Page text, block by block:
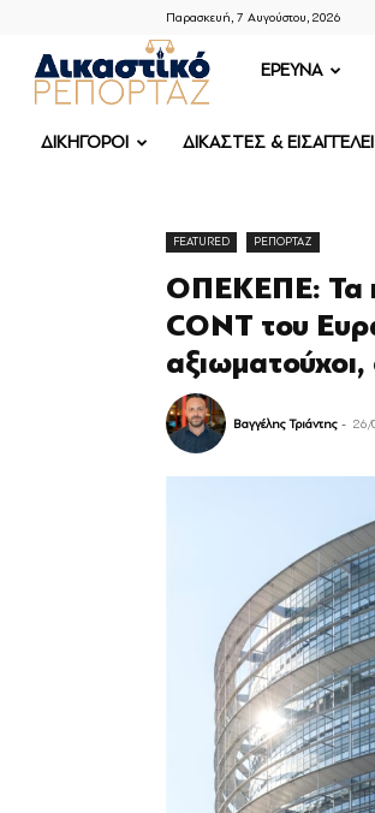
Παρασκευή, 7 Αυγούστου, 2026
ΔΙΚΑΣΤΙΚΟ
ΡΕΠΟΡΤΑΖ
ΕΡΕΥΝΑ
ΔΙΚΗΓΟΡΟΙ ΔΙΚΑΣΤΕΣ &
FEATURED ΡΕΠΟΡΤΑΖ
ΟΠΕΚΕΠΕ: Τα
CONT του
αξιωματούχοι,
Βαγγέλης Τριάντης - 26/